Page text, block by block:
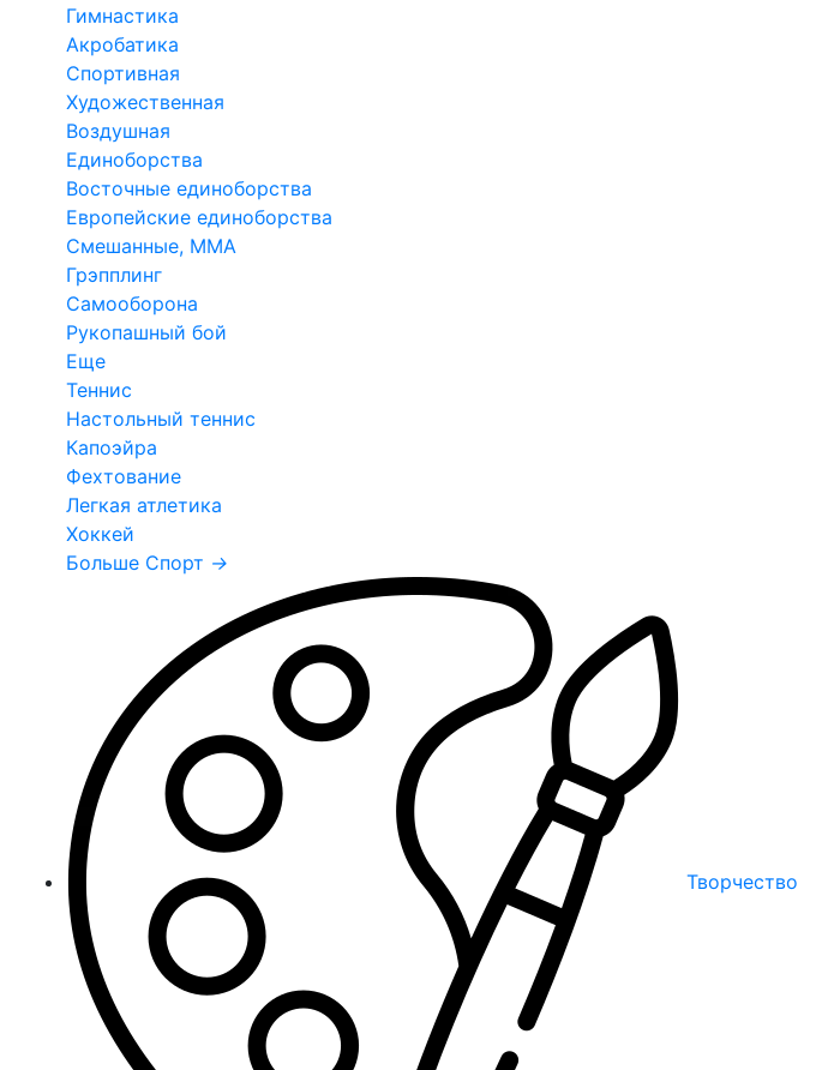
Гимнастика
Акробатика
Спортивная
Художественная
Воздушная
Единоборства
Восточные единоборства
Европейские единоборства
Смешанные, ММА
Грэпплинг
Самооборона
Рукопашный бой
Еще
Теннис
Настольный теннис
Капоэйра
Фехтование
Легкая атлетика
Хоккей
Больше Спорт →
Творчество